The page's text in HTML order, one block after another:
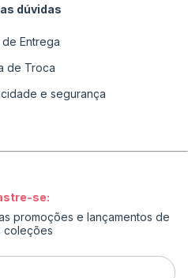
dúvidas
Entrega
de Troca
e segurança
se:
promoções e lançamentos de
coleções